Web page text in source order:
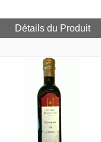
Détails du Produit